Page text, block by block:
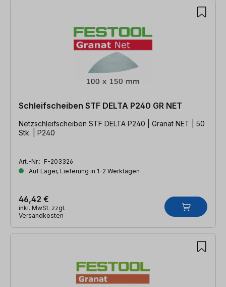
Schleifscheiben STF DELTA P240 GR NET
Netzschleifscheiben STF DELTA P240 | Granat NET | 50
Stk. | P240
Art.-Nr.: F-203326
Auf Lager, Lieferung in 1-2 Werktagen
46,42 €
inkl. MwSt. zzgl.
Versandkosten